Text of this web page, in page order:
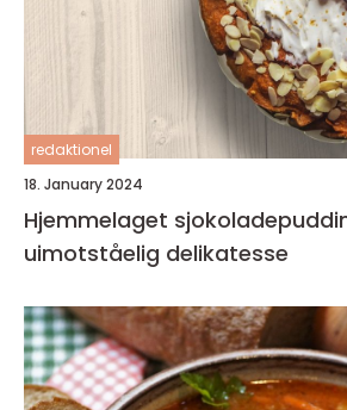
redaktionel
18. January 2024
Hjemmelaget
uimotståelig delikatesse